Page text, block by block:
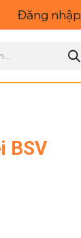
Đăng nhập
BSV